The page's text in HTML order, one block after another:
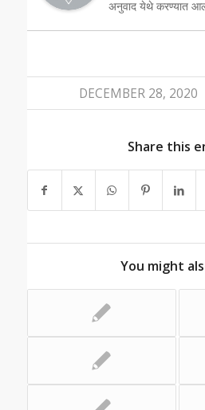
अनुवाद येथे करण्यात
DECEMBER 28, 2020
/
Share this
You might